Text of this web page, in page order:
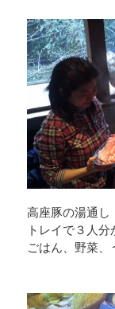
高座豚の湯通し
トレイで３人分
ごはん、野菜、